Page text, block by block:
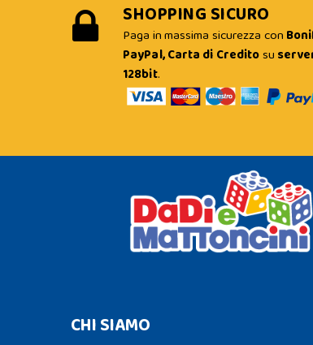
SHOPPING SICURO
Paga in massima sicurezza con
PayPal, Carta di Creditosu
128bit.
CHI SIAMO